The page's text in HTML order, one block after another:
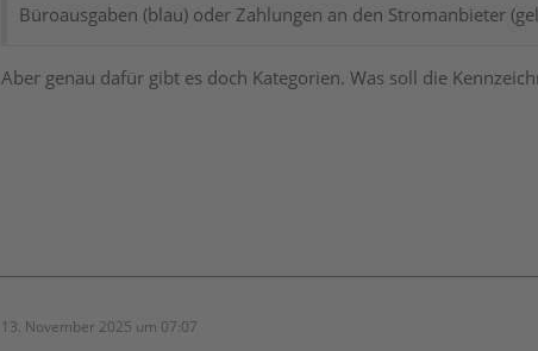
Büroausgaben (blau) oder Zahlungen an den Stromanbieter
Aber genau dafür gibt es doch Kategorien. Was soll die
13. November 2025 um 07:07